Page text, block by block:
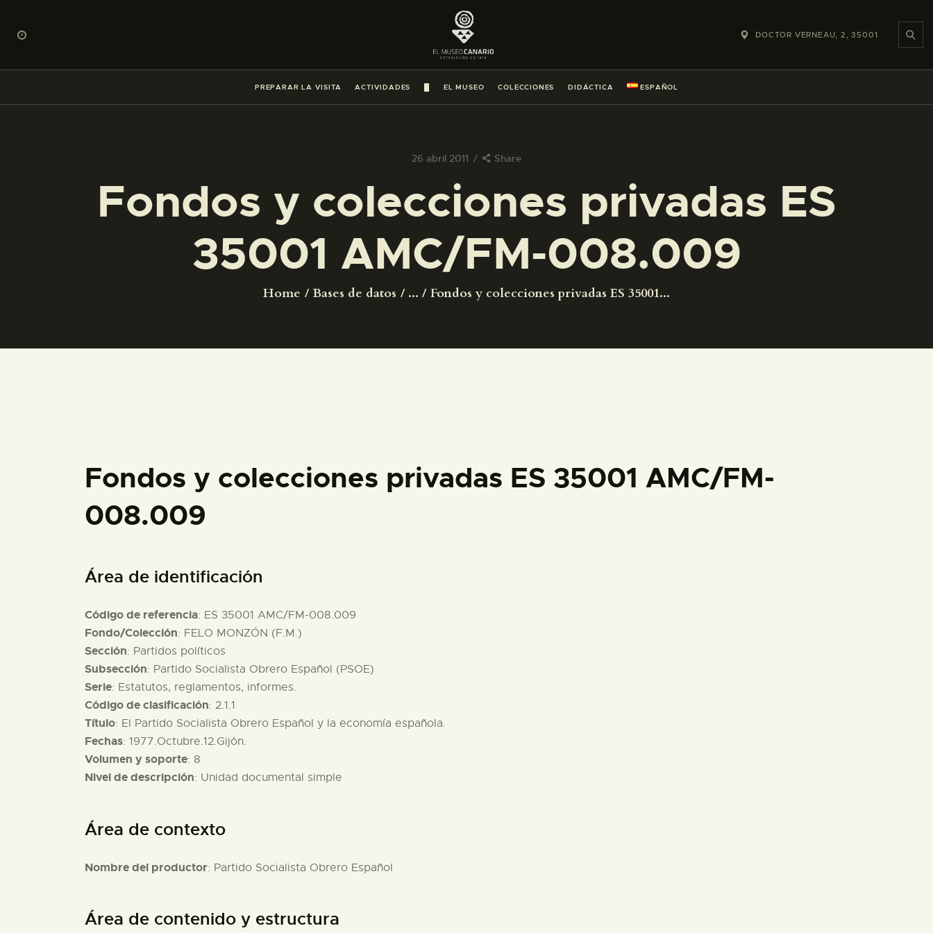
DOCTOR VERNEAU, 2, 35001
PREPARAR LA VISITA ACTIVIDADES EL MUSEO COLECCIONES DIDÁCTICA ESPAÑOL
26 abril 2011 Share
Fondos y colecciones privadas ES
35001 AMC/FM-008.009
Home Bases de datos ... Fondos y colecciones privadas ES 35001...
PREPARAR LA VISITA
ACTIVIDADES
█
COLECCIONES
DIDÁCTICA
ESPAÑOL
Fondos y colecciones privadas ES 35001 AMC/FM-
008.009
Área de identificación
Código de referencia: ES 35001 AMC/FM-008.009
Fondo/Colección: FELO MONZÓN (F.M.)
Sección: Partidos políticos
Subsección: Partido Socialista Obrero Español (PSOE)
Serie: Estatutos, reglamentos, informes.
Código de clasificación: 2.1.1
Título: El Partido Socialista Obrero Español y la economía española.
Fechas: 1977.Octubre.12.Gijón.
Volumen y soporte: 8
Nivel de descripción: Unidad documental simple
Área de contexto
Nombre del productor: Partido Socialista Obrero Español
Área de contenido y estructura